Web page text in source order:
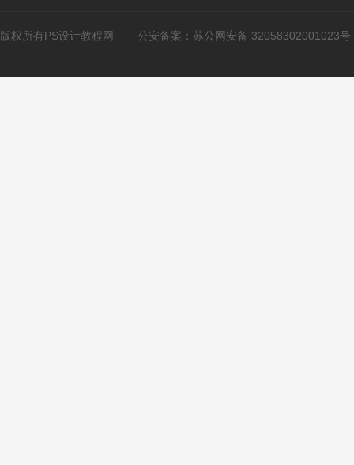
版权所有PS设计教程网 公安备案： 苏公网安备 32058302001023号